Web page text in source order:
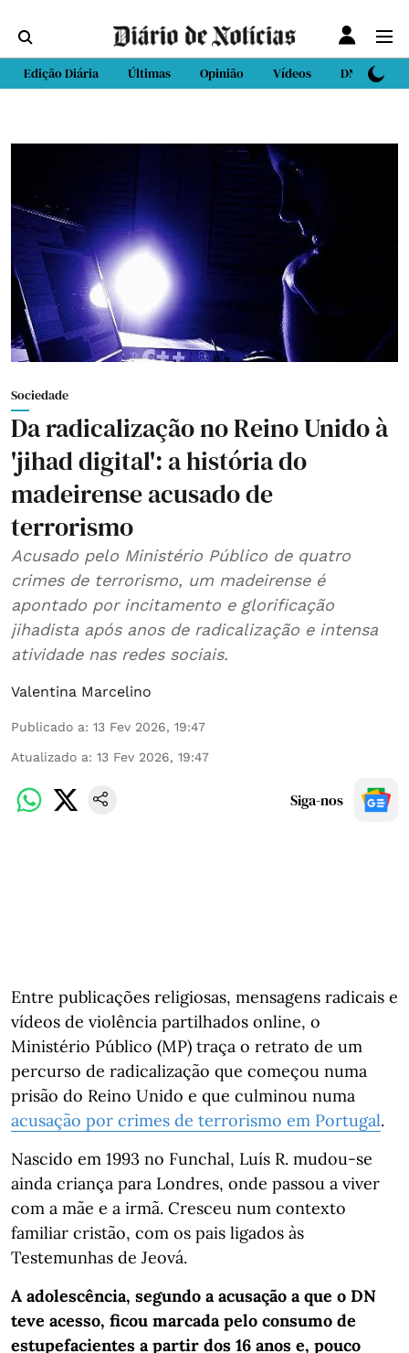
Edição Diária Últimas Opinião Vídeos DN Sport
Sociedade
Da radicalização no Reino Unido à
'jihad digital': a história do
madeirense acusado de
terrorismo
Acusado pelo Ministério Público de quatro
crimes de terrorismo, um madeirense é
apontado por incitamento e glorificação
jihadista após anos de radicalização e intensa
atividade nas redes sociais.
Valentina Marcelino
Publicado a: 13 Fev 2026, 19:47
Atualizado a: 13 Fev 2026, 19:47
Siga-nos
Entre publicações religiosas, mensagens radicais e
vídeos de violência partilhados online, o
Ministério Público (MP) traça o retrato de um
percurso de radicalização que começou numa
prisão do Reino Unido e que culminou numa
acusação por crimes de terrorismo em Portugal.
Nascido em 1993 no Funchal, Luís R. mudou-se
ainda criança para Londres, onde passou a viver
com a mãe e a irmã. Cresceu num contexto
familiar cristão, com os pais ligados às
Testemunhas de Jeová.
A adolescência, segundo a acusação a que o DN
teve acesso, ficou marcada pelo consumo de
estupefacientes a partir dos 16 anos e, pouco